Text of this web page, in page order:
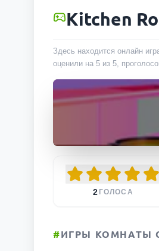
Kitchen
Здесь находится онлайн
оценили на 5 из 5,
2 ГОЛОСА
#ИГРЫ КОМНАТЫ